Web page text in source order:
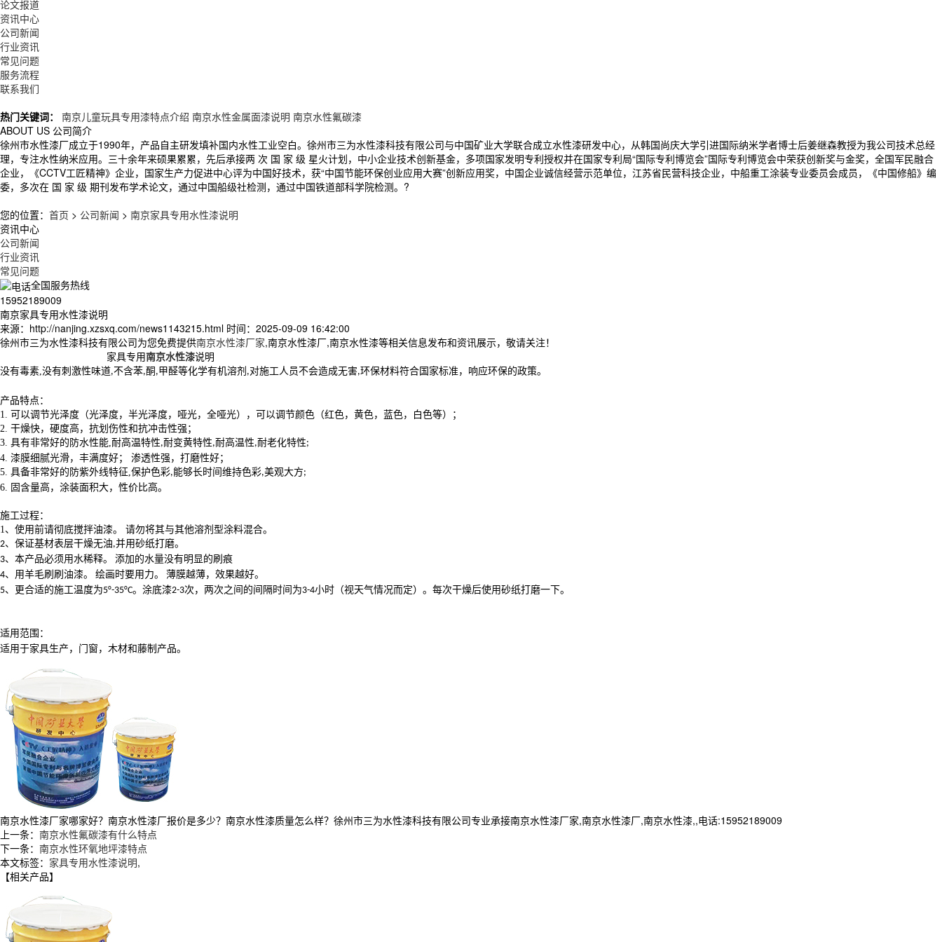
论文报道
资讯中心
公司新闻
行业资讯
常见问题
服务流程
联系我们
热门关键词：
南京儿童玩具专用漆特点介绍 南京水性金属面漆说明 南京水性氟碳漆
ABOUT US 公司简介
徐州市水性漆厂成立于1990年，产品自主研发填补国内水性工业空白。徐州市三为水性漆科技有限公司与中国矿业大学联合成立水性漆研发中心，从韩国尚庆大学引进国际纳米学者博士后姜继森教授为我公司技术总经
理，专注水性纳米应用。三十余年来硕果累累，先后承接两 次 国 家 级 星火计划，中小企业技术创新基金，多项国家发明专利授权并在国家专利局“国际专利博览会”国际专利博览会中荣获创新奖与金奖，全国军民融合
企业，《CCTV工匠精神》企业，国家生产力促进中心评为中国好技术，获“中国节能环保创业应用大赛”创新应用奖，中国企业诚信经营示范单位，江苏省民营科技企业，中船重工涂装专业委员会成员，《中国修船》编
委，多次在 国 家 级 期刊发布学术论文，通过中国船级社检测，通过中国铁道部科学院检测。?
您的位置： 首页 > 公司新闻 > 南京家具专用水性漆说明
资讯中心
公司新闻
行业资讯
常见问题
全国服务热线
15952189009
南京家具专用水性漆说明
来源：http://nanjing.xzsxq.com/news1143215.html 时间：2025-09-09 16:42:00
徐州市三为水性漆科技有限公司为您免费提供南京水性漆厂家,南京水性漆厂,南京水性漆等相关信息发布和资讯展示，敬请关注！
家具专用南京水性漆说明
没有毒素 没有刺激性味道,不含苯,酮 ,甲醛等化学有机溶剂 ,对施工人员不会造成无害,环保材料符合国家标准，响应环保的政策。
产品特点 ：
1.
可以调节光泽度（光泽度，半光泽度，哑光，全哑光），可以调节颜色（红色，黄色，蓝色，白色等）；
2. 干燥快，硬度高，抗划伤性和抗冲击性强；
3. 具有非常好的防水性能 耐高温特性,耐变黄特性,耐高温性,耐老化特性;
4. 漆膜细腻光滑，丰满度好；
渗透性强，打磨性好；
5. 具备非常好的防紫外线特征 保护色彩,能够长时间维持色彩,美观大方;
6.
固含量高，涂装面积大，性价比高。
施工过程：
1、 使用前请彻底搅拌油漆。
请勿将其与其他溶剂型涂料混合。
2、 保证基材表层干燥无油,并用砂纸打磨。
3、 本产品必须用水稀释。
添加的水量没有明显的刷痕
4、 用羊毛刷刷油漆。 绘画时要用力。
薄膜越薄，效果越好。
5、
更合适的施工温度为5°-35°C。涂底漆2-3次，两次之间的间隔时间为3-4小时（视天气情况而定） 。每次干燥后使用砂纸打磨一下。
适用范围 ：
适用于家具生产，门窗，木材和藤制产品。
南京水性漆厂家哪家好？南京水性漆厂报价是多少？南京水性漆质量怎么样？徐州市三为水性漆科技有限公司专业承接南京水性漆厂家,南京水性漆厂,南京水性漆,,电话:15952189009
上一条： 南京水性氟碳漆有什么特点
下一条： 南京水性环氧地坪漆特点
本文标签： 家具专用水性漆说明,
【相关产品】